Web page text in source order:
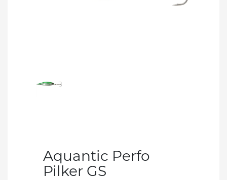
Aquantic Perfo
Pilker GS